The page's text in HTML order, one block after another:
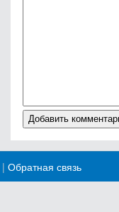
| Обратная связь